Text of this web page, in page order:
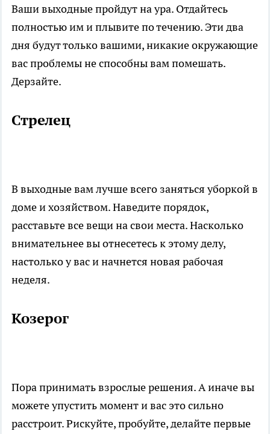
Ваши выходные пройдут на ура. Отдайтесь
полностью им и плывите по течению. Эти два
дня будут только вашими, никакие окружающие
вас проблемы не способны вам помешать.
Дерзайте.
Стрелец
В выходные вам лучше всего заняться уборкой в
доме и хозяйством. Наведите порядок,
расставьте все вещи на свои места. Насколько
внимательнее вы отнесетесь к этому делу,
настолько у вас и начнется новая рабочая
неделя.
Козерог
Пора принимать взрослые решения. А иначе вы
можете упустить момент и вас это сильно
расстроит. Рискуйте, пробуйте, делайте первые